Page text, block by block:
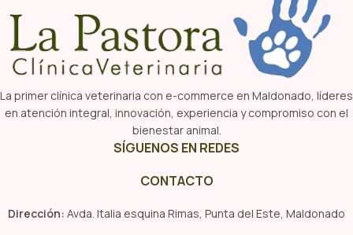
La primer clínica veterinaria con e-commerce en Maldonado, líderes
en atención integral, innovación, experiencia y compromiso con el
bienestar animal.
SÍGUENOS EN REDES
CONTACTO
Dirección: Avda. Italia esquina Rimas, Punta del Este, Maldonado